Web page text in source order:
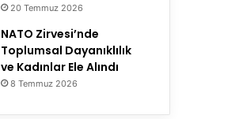
20 Temmuz 2026
NATO Zirvesi’nde
Toplumsal Dayanıklılık
ve Kadınlar Ele Alındı
8 Temmuz 2026